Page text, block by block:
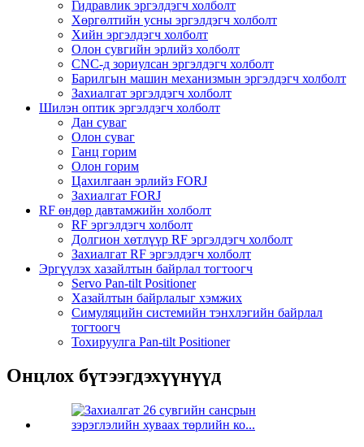
Гидравлик эргэлдэгч холболт
Хөргөлтийн усны эргэлдэгч холболт
Хийн эргэлдэгч холболт
Олон сувгийн эрлийз холболт
CNC-д зориулсан эргэлдэгч холболт
Барилгын машин механизмын эргэлдэгч холболт
Захиалгат эргэлдэгч холболт
Шилэн оптик эргэлдэгч холболт
Дан суваг
Олон суваг
Ганц горим
Олон горим
Цахилгаан эрлийз FORJ
Захиалгат FORJ
RF өндөр давтамжийн холболт
RF эргэлдэгч холболт
Долгион хөтлүүр RF эргэлдэгч холболт
Захиалгат RF эргэлдэгч холболт
Эргүүлэх хазайлтын байрлал тогтоогч
Servo Pan-tilt Positioner
Хазайлтын байрлалыг хэмжих
Симуляцийн системийн тэнхлэгийн байрлал
тогтоогч
Тохируулга Pan-tilt Positioner
Онцлох бүтээгдэхүүнүүд